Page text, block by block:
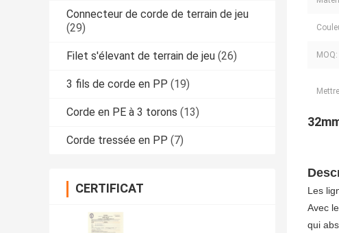
Connecteur de corde de terrain de jeu
(29)
Filet s'élevant de terrain de jeu (26)
3 fils de corde en PP (19)
Corde en PE à 3 torons (13)
Corde tressée en PP (7)
CERTIFICAT
MOQ:
Les
Avec
qui